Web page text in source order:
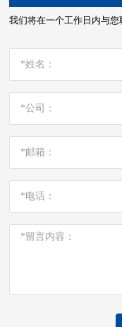
我们将在一个工作日内与您